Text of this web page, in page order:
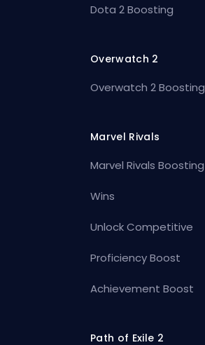
Dota 2 Boosting
Overwatch 2
Overwatch 2 Boosting
Marvel Rivals
Marvel Rivals Boosting
Wins
Unlock Competitive
Proficiency Boost
Achievement Boost
Path of Exile 2